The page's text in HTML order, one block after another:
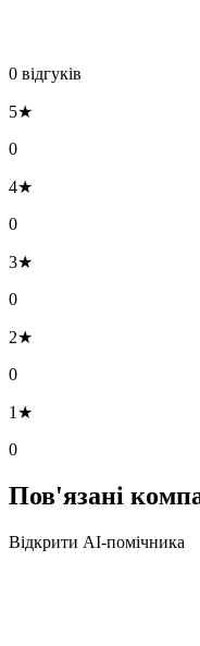
0 відгуків
5★
0
4★
0
3★
0
2★
0
1★
0
Пов'язані
Відкрити AI-помічника